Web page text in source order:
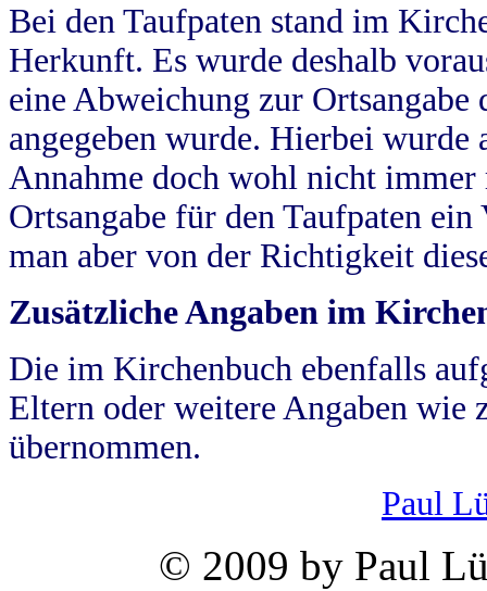
Bei den Taufpaten stand im
Herkunft. Es wurde deshalb
eine Abweichung zur
angegeben wurde. Hierbei wurde
Annahme doch wohl nicht
Ortsangabe für den Taufpaten
man aber von der Richtigkeit
Zusätzliche Angaben im
Die im Kirchenbuch ebenfalls
Eltern oder weitere Angaben wie
übernommen.
Paul
© 2009 by Paul